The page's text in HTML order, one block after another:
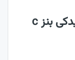
پرسش‌های رایج درباره لوازم یدکی بنز c